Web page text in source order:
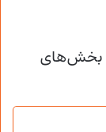
بخش‌های